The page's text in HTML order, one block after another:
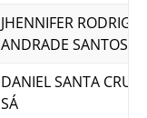
JHENNIFER
ANDRADE SANTOS
DANIEL SANTA CRUZ
SÁ